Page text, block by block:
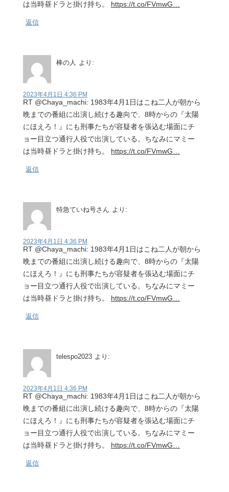
は当時昼ドラと掛け持ち。 https://t.co/FVmwG…
返信
棒の人 より:
2023年4月1日 4:36 PM
RT @Chaya_machi: 1983年4月1日はこね二人が朝から
晩までの番組に出演し続ける趣向で、8時からの『太陽
にほえろ！』にも刑事たちが容疑者を張込む場面にチ
ョー目立つ通行人役で出演している。ちなみにマミー
は当時昼ドラと掛け持ち。 https://t.co/FVmwG…
返信
特急ていね号さん より:
2023年4月1日 4:36 PM
RT @Chaya_machi: 1983年4月1日はこね二人が朝から
晩までの番組に出演し続ける趣向で、8時からの『太陽
にほえろ！』にも刑事たちが容疑者を張込む場面にチ
ョー目立つ通行人役で出演している。ちなみにマミー
は当時昼ドラと掛け持ち。 https://t.co/FVmwG…
返信
telespo2023 より:
2023年4月1日 4:36 PM
RT @Chaya_machi: 1983年4月1日はこね二人が朝から
晩までの番組に出演し続ける趣向で、8時からの『太陽
にほえろ！』にも刑事たちが容疑者を張込む場面にチ
ョー目立つ通行人役で出演している。ちなみにマミー
は当時昼ドラと掛け持ち。 https://t.co/FVmwG…
返信